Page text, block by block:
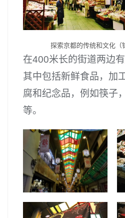
探索京都的传统和文化（
在400米长的街道两边有
其中包括新鲜食品，加
腐和纪念品，例如筷子
等。